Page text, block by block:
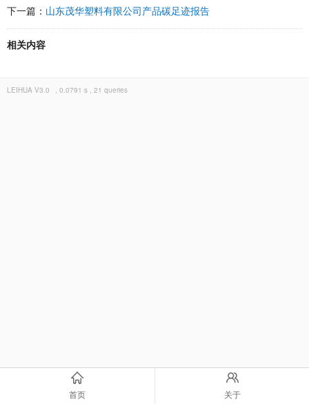
下一篇： 山东茂华塑料有限公司产品碳足迹报告
相关内容
LEIHUA V3.0 , 0.0791 s , 21 queries
首页 关于